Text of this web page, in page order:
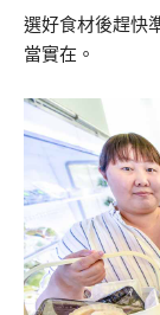
選好食材後趕快
當實在。